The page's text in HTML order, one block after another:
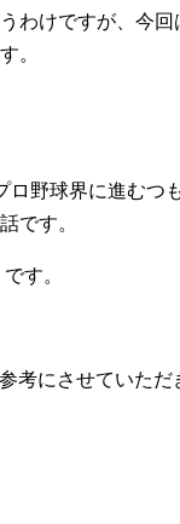
わけですが、今回
。
野球界に進むつ
です。
す。
考にさせていただ